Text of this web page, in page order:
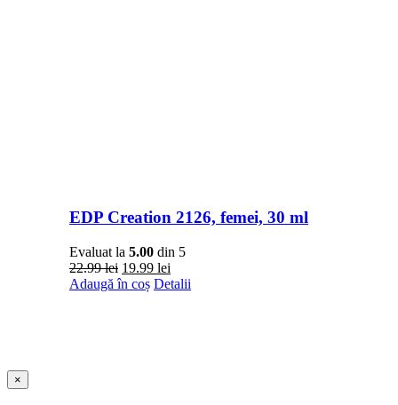
EDP Creation 2126, femei, 30 ml
Evaluat la 5.00din 5
22.99lei Prețul
inițial
19.99 leiPrețul
curent
Adaugă în coș Detalii
Close
product
×